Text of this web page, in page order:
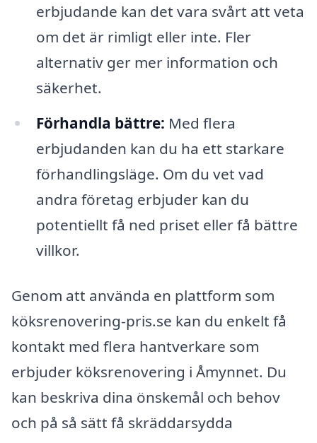
erbjudande kan det vara svårt att veta
om det är rimligt eller inte. Fler
alternativ ger mer information och
säkerhet.
Förhandla bättre: Med flera
erbjudanden kan du ha ett starkare
förhandlingsläge. Om du vet vad
andra företag erbjuder kan du
potentiellt få ned priset eller få bättre
villkor.
Genom att använda en plattform som
köksrenovering-pris.se kan du enkelt få
kontakt med flera hantverkare som
erbjuder köksrenovering i Åmynnet. Du
kan beskriva dina önskemål och behov
och på så sätt få skräddarsydda